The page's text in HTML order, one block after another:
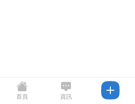
首頁 資訊